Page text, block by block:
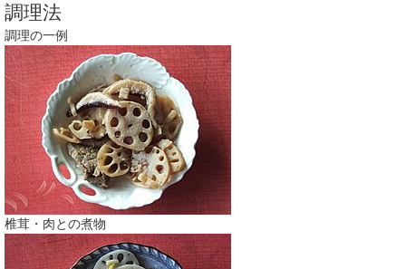
調理法
調理の一例
椎茸・肉との煮物